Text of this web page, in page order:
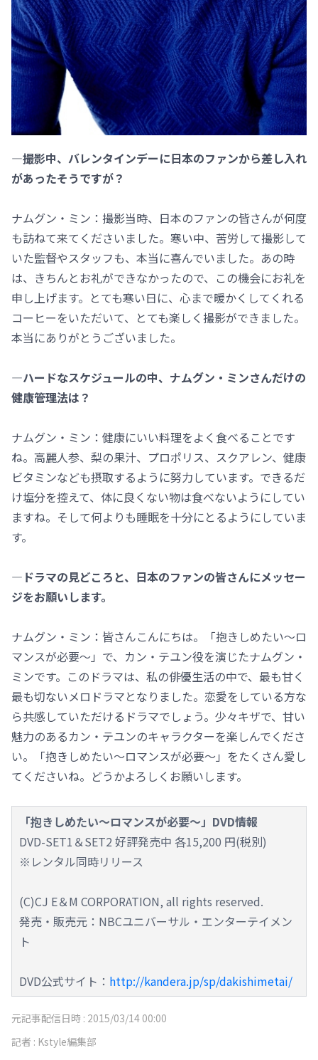
―撮影中、バレンタインデーに日本のファンから差し入れ
があったそうですが？
ナムグン・ミン：撮影当時、日本のファンの皆さんが何度
も訪ねて来てくださいました。寒い中、苦労して撮影して
いた監督やスタッフも、本当に喜んでいました。あの時
は、きちんとお礼ができなかったので、この機会にお礼を
申し上げます。とても寒い日に、心まで暖かくしてくれる
コーヒーをいただいて、とても楽しく撮影ができました。
本当にありがとうございました。
―ハードなスケジュールの中、ナムグン・ミンさんだけの
健康管理法は？
ナムグン・ミン：健康にいい料理をよく食べることです
ね。高麗人参、梨の果汁、プロポリス、スクアレン、健康
ビタミンなども摂取するように努力しています。できるだ
け塩分を控えて、体に良くない物は食べないようにしてい
ますね。そして何よりも睡眠を十分にとるようにしていま
す。
―ドラマの見どころと、日本のファンの皆さんにメッセー
ジをお願いします。
ナムグン・ミン：皆さんこんにちは。「抱きしめたい～ロ
マンスが必要～」で、カン・テユン役を演じたナムグン・
ミンです。このドラマは、私の俳優生活の中で、最も甘く
最も切ないメロドラマとなりました。恋愛をしている方な
ら共感していただけるドラマでしょう。少々キザで、甘い
魅力のあるカン・テユンのキャラクターを楽しんでくださ
い。「抱きしめたい～ロマンスが必要～」をたくさん愛し
てくださいね。どうかよろしくお願いします。
「抱きしめたい～ロマンスが必要～」DVD情報
DVD-SET1＆SET2 好評発売中 各15,200 円(税別)
※レンタル同時リリース
(C)CJ E＆M CORPORATION, all rights reserved.
発売・販売元：NBCユニバーサル・エンターテイメン
ト
DVD公式サイト： http://kandera.jp/sp/dakishimetai/
元記事配信日時 : 2015/03/14 00:00
記者 : Kstyle編集部